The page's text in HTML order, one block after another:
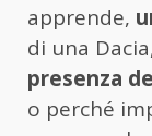
apprende,
di una
presenza
o perché